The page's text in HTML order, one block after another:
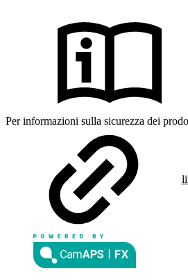
Per informazioni sulla sicurezza dei